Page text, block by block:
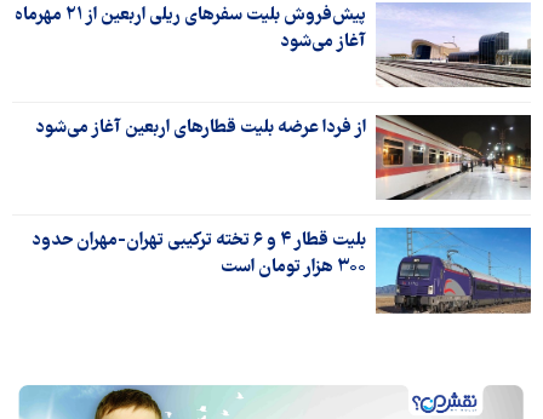
پیش‌فروش بلیت سفرهای ریلی اربعین از ۲۱ مهرماه
آغاز می‌شود
از فردا عرضه بلیت قطارهای اربعین آغاز می‌شود
بلیت قطار ۴ و ۶ تخته ترکیبی تهران-مهران حدود
۳۰۰ هزار تومان است